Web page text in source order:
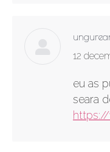
says:
12
eu as
seara